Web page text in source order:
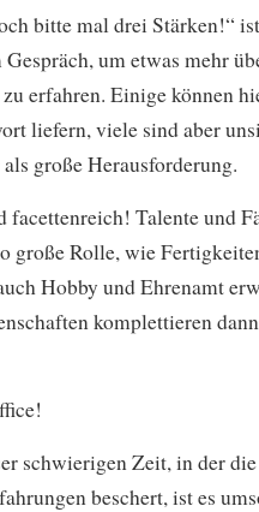
bitte mal drei Stärken!“
Gespräch, um etwas mehr
erfahren. Einige können
liefern, viele sind aber
große Herausforderung.
facettenreich! Talente und
große Rolle, wie
Hobby und Ehrenamt
komplettieren
schwierigen Zeit, in der
beschert, ist es